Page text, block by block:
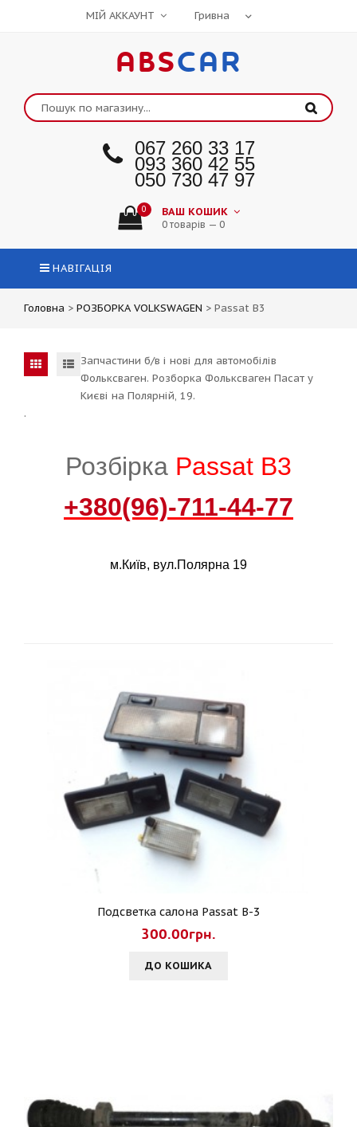
МІЙ АККАУНТ
ABSCAR
067 260 33 17
093 360 42 55
050 730 47 97
0 ВАШ КОШИК
0 товарів — 0
НАВІГАЦІЯ
Головна > РОЗБОРКА VOLKSWAGEN > Passat B3
Запчастини б/в і нові для автомобілів
Фольксваген. Розборка Фольксваген Пасат у
Києві на Полярній, 19.
.
Розбірка Passat B3
+380(96)-711-44-77
м.Київ, вул.Полярна 19
Подсветка салона Passat B-3
300.00грн.
ДО КОШИКА